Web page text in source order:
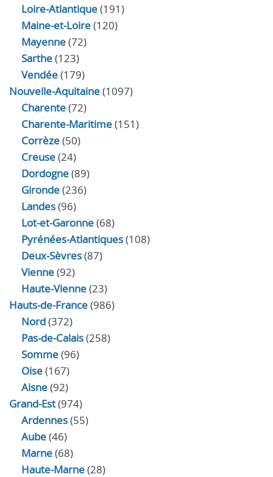
Loire-Atlantique(191)
Maine-et-Loire(120)
Mayenne(72)
Sarthe(123)
Vendée(179)
Nouvelle-Aquitaine(1097)
Charente(72)
Charente-Maritime(151)
Corrèze(50)
Creuse(24)
Dordogne(89)
Gironde(236)
Landes(96)
Lot-et-Garonne(68)
Pyrénées-Atlantiques(108)
Deux-Sèvres(87)
Vienne(92)
Haute-Vienne(23)
Hauts-de-France(986)
Nord(372)
Pas-de-Calais(258)
Somme(96)
Oise(167)
Aisne(92)
Grand-Est(974)
Ardennes(55)
Aube(46)
Marne(68)
Haute-Marne(28)